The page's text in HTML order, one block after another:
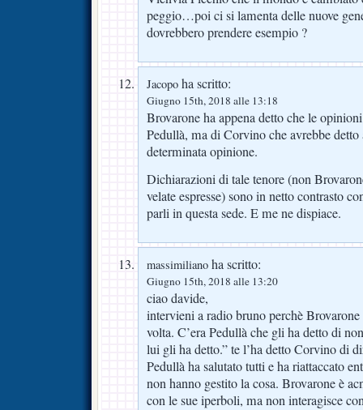
peggio…poi ci si lamenta delle nuove
dovrebbero prendere esempio ?
Jacopo ha scritto:
Giugno 15th, 2018 alle 13:18
Brovarone ha appena detto che le
Pedullà, ma di Corvino che avrebbe detto
determinata opinione.
Dichiarazioni di tale tenore (non
velate espresse) sono in netto contrasto
parli in questa sede. E me ne dispiace.
massimiliano ha scritto:
Giugno 15th, 2018 alle 13:20
ciao davide,
intervieni a radio bruno perchè Brovarone
volta. C’era Pedullà che gli ha detto di
lui gli ha detto.” te l’ha detto Corvino di
Pedullà ha salutato tutti e ha riattaccato
non hanno gestito la cosa. Brovarone è
con le sue iperboli, ma non interagisce